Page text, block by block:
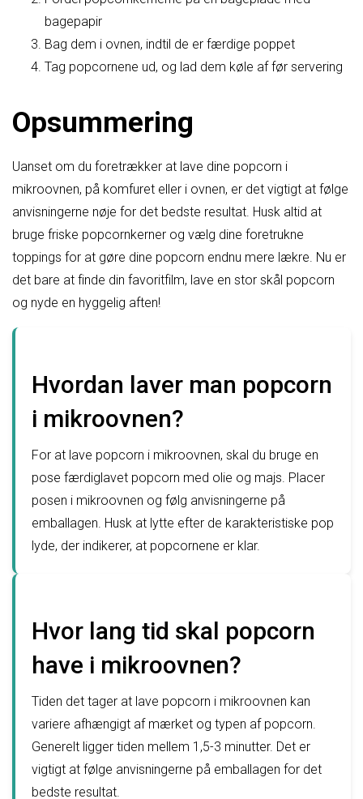
bagepapir
Bag dem i ovnen, indtil de er færdige poppet
Tag popcornene ud, og lad dem køle af før servering
Opsummering
Uanset om du foretrækker at lave dine popcorn i
mikroovnen, på komfuret eller i ovnen, er det vigtigt at følge
anvisningerne nøje for det bedste resultat. Husk altid at
bruge friske popcornkerner og vælg dine foretrukne
toppings for at gøre dine popcorn endnu mere lækre. Nu er
det bare at finde din favoritfilm, lave en stor skål popcorn
og nyde en hyggelig aften!
Hvordan laver man popcorn
i mikroovnen?
For at lave popcorn i mikroovnen, skal du bruge en
pose færdiglavet popcorn med olie og majs. Placer
posen i mikroovnen og følg anvisningerne på
emballagen. Husk at lytte efter de karakteristiske pop
lyde, der indikerer, at popcornene er klar.
Hvor lang tid skal popcorn
have i mikroovnen?
Tiden det tager at lave popcorn i mikroovnen kan
variere afhængigt af mærket og typen af popcorn.
Generelt ligger tiden mellem 1,5-3 minutter. Det er
vigtigt at følge anvisningerne på emballagen for det
bedste resultat.